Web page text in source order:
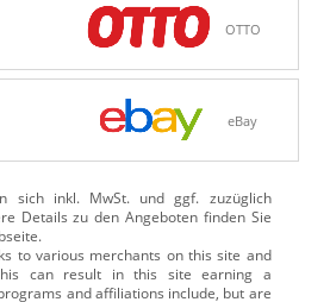
OTTO
eBay
sich inkl. MwSt. und ggf. zuzüglich
Details zu den Angeboten finden Sie